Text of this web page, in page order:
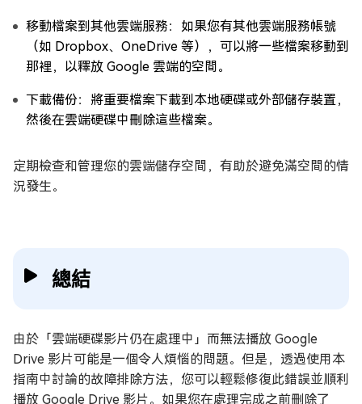
移動檔案到其他雲端服務：如果您有其他雲端服務帳號
（如 Dropbox、OneDrive 等），可以將一些檔案移動到
那裡，以釋放 Google 雲端的空間。
下載備份：將重要檔案下載到本地硬碟或外部儲存裝置，
然後在雲端硬碟中刪除這些檔案。
定期檢查和管理您的雲端儲存空間，有助於避免滿空間的情
況發生。
總結
由於「雲端硬碟影片仍在處理中」而無法播放 Google
Drive 影片可能是一個令人煩惱的問題。但是，透過使用本
指南中討論的故障排除方法，您可以輕鬆修復此錯誤並順利
播放 Google Drive 影片。如果您在處理完成之前刪除了